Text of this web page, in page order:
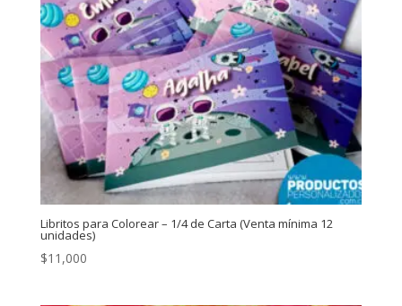
Libritos para Colorear – 1/4 de Carta (Venta mínima 12
unidades)
$11,000